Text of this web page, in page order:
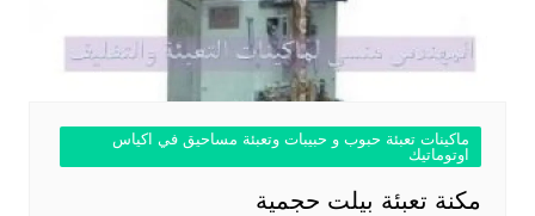
ماكينات تعبئة حبوب و حبيبات وتعبئة مساحيق في اكياس
اوتوماتيك
مكنة تعبئة بيلت حجمية